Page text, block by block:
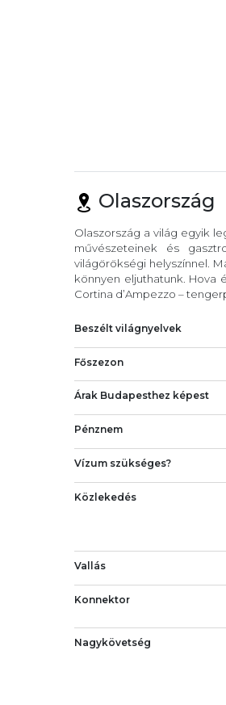
Olaszország
Olaszország a világ egyik
művészeteinek és
világörökségi helyszínnel.
könnyen eljuthatunk. Hova
Cortina d’Ampezzo –
Beszélt világnyelvek
Főszezon
Árak Budapesthez képest
Pénznem
Vízum szükséges?
Közlekedés
Vallás
Konnektor
Nagykövetség